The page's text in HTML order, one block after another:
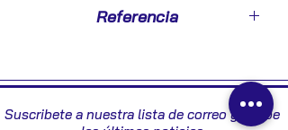
Referencia
Suscribete a nuestra lista de correo y recibe